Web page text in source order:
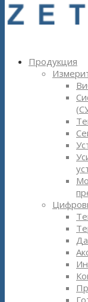
Продукция